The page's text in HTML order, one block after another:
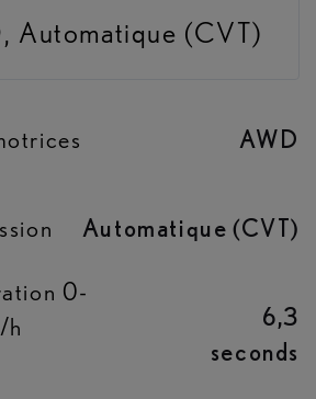
Automatique (CVT)
AWD
Automatique (CVT)
0-
h
6,3
seconds